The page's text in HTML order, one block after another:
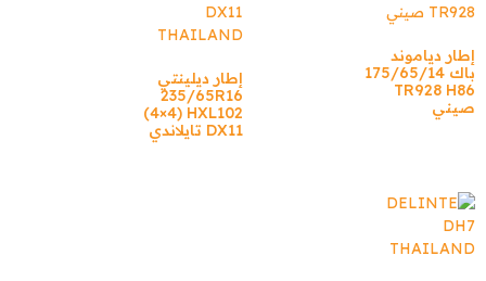
إطار دياموند
باك 175/65/14
TR928 H86
صيني
إطار ديلينتي
235/65R16
(4×4) HXL102
DX11 تايلاندي